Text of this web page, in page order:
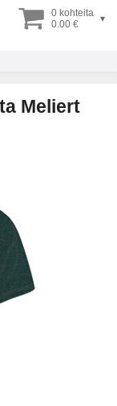
0 kohteita
0.00 €
▾
Meliert